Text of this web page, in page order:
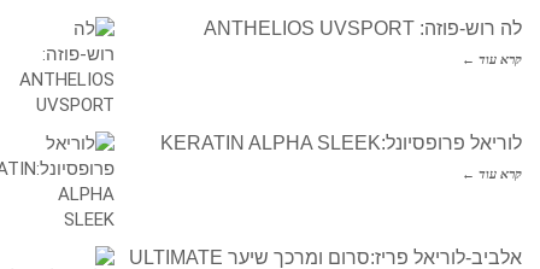
לה רוש-פוזה: ANTHELIOS UVSPORT
קרא עוד ←
לוריאל פרופסיונל:KERATIN ALPHA SLEEK
קרא עוד ←
אלביב-לוריאל פריז:סרום ומרכך שיער ULTIMATE